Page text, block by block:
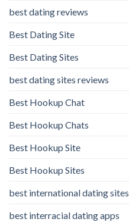
best dating reviews
Best Dating Site
Best Dating Sites
best dating sites reviews
Best Hookup Chat
Best Hookup Chats
Best Hookup Site
Best Hookup Sites
best international dating sites
best interracial dating apps